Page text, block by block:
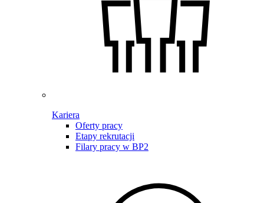
Kariera
Oferty pracy
Etapy rekrutacji
Filary pracy w BP2